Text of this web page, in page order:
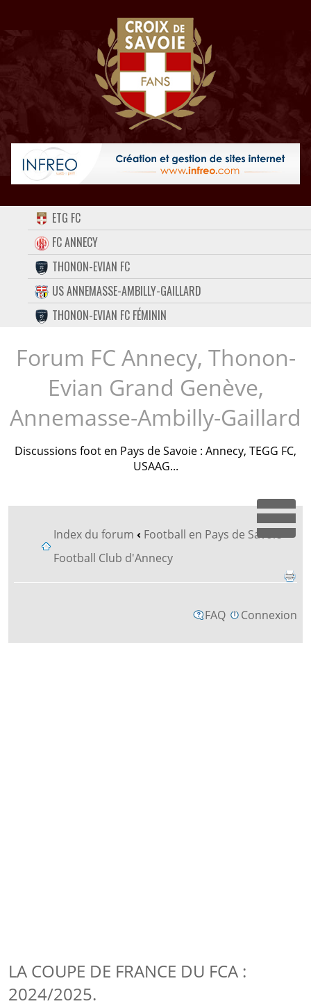
ACCUEIL
FORUM
CONTACT
FACEBOOK
TWITTER
INSTAGRAM
ETG FC
FC ANNECY
THONON-EVIAN FC
US ANNEMASSE-AMBILLY-GAILLARD
THONON-EVIAN FC FÉMININ
Forum FC Annecy, Thonon-
Evian Grand Genève,
Annemasse-Ambilly-Gaillard
Discussions foot en Pays de Savoie : Annecy, TEGG FC,
USAAG...
Index du forum ‹ Football en Pays de Savoie‹
Football Club d'Annecy
FAQ Connexion
LA COUPE DE FRANCE DU FCA :
2024/2025.